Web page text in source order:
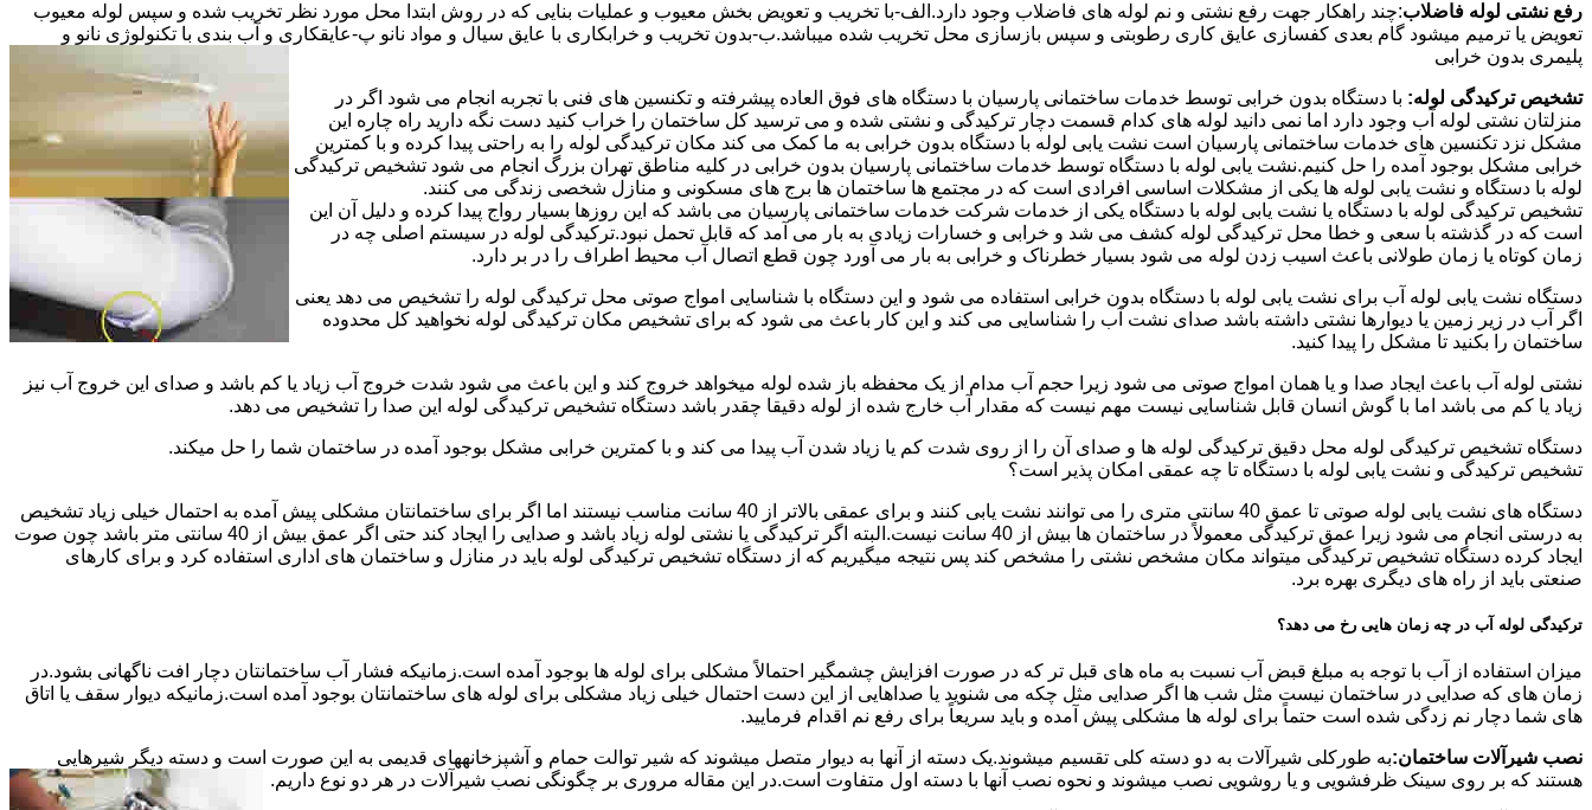
رفع نشتی لوله فاضلاب:چند راهکار جهت رفع نشتی و نم لوله های فاضلاب وجود دارد.الف-با تخریب و تعویض بخش معیوب و عملیات بنایی که در روش ابتدا محل مورد نظر تخریب شده و سپس لوله معیوب
تعویض یا ترمیم میشود گام بعدی کفسازی عایق کاری رطوبتی و سپس بازسازی محل تخریب شده میباشد.ب-بدون تخریب و خرابکاری با عایق سیال و مواد نانو پ-عایقکاری و آب بندی با تکنولوژی نانو و
پلیمری بدون خرابی
تشخیص ترکیدگی لوله: با دستگاه بدون خرابی توسط خدمات ساختمانی پارسیان با دستگاه های فوق العاده پیشرفته و تکنسین های فنی با تجربه انجام می شود اگر در
منزلتان نشتی لوله آب وجود دارد اما نمی دانید لوله های کدام قسمت دچار ترکیدگی و نشتی شده و می ترسید کل ساختمان را خراب کنید دست نگه دارید راه چاره این
مشکل نزد تکنسین های خدمات ساختمانی پارسیان است نشت یابی لوله با دستگاه بدون خرابی به ما کمک می کند مکان ترکیدگی لوله را به راحتی پیدا کرده و با کمترین
خرابی مشکل بوجود آمده را حل کنیم.نشت یابی لوله با دستگاه توسط خدمات ساختمانی پارسیان بدون خرابی در کلیه مناطق تهران بزرگ انجام می شود تشخیص ترکیدگی
لوله با دستگاه و نشت یابی لوله ها یکی از مشکلات اساسی افرادی است که در مجتمع ها ساختمان ها برج های مسکونی و منازل شخصی زندگی می کنند.
تشخیص ترکیدگی لوله با دستگاه یا نشت یابی لوله با دستگاه یکی از خدمات شرکت خدمات ساختمانی پارسیان می باشد که این روزها بسیار رواج پیدا کرده و دلیل آن این
است که در گذشته با سعی و خطا محل ترکیدگی لوله کشف می شد و خرابی و خسارات زیادی به بار می آمد که قابل تحمل نبود.ترکیدگی لوله در سیستم اصلی چه در
زمان کوتاه یا زمان طولانی باعث اسیب زدن لوله می شود بسیار خطرناک و خرابی به بار می آورد چون قطع اتصال آب محیط اطراف را در بر دارد.
دستگاه نشت یابی لوله آب برای نشت یابی لوله با دستگاه بدون خرابی استفاده می شود و این دستگاه با شناسایی امواج صوتی محل ترکیدگی لوله را تشخیص می دهد یعنی
اگر آب در زیر زمین یا دیوارها نشتی داشته باشد صدای نشت آب را شناسایی می کند و این کار باعث می شود که برای تشخیص مکان ترکیدگی لوله نخواهید کل محدوده
ساختمان را بکنید تا مشکل را پیدا کنید.
نشتی لوله آب باعث ایجاد صدا و یا همان امواج صوتی می شود زیرا حجم آب مدام از یک محفظه باز شده لوله میخواهد خروج کند و این باعث می شود شدت خروج آب زیاد یا کم باشد و صدای این خروج آب نیز
زیاد یا کم می باشد اما با گوش انسان قابل شناسایی نیست مهم نیست که مقدار آب خارج شده از لوله دقیقا چقدر باشد دستگاه تشخیص ترکیدگی لوله این صدا را تشخیص می دهد.
دستگاه تشخیص ترکیدگی لوله محل دقیق ترکیدگی لوله ها و صدای آن را از روی شدت کم یا زیاد شدن آب پیدا می کند و با کمترین خرابی مشکل بوجود آمده در ساختمان شما را حل میکند.
تشخیص ترکیدگی و نشت یابی لوله با دستگاه تا چه عمقی امکان پذیر است؟
دستگاه های نشت یابی لوله صوتی تا عمق 40 سانتی متری را می توانند نشت یابی کنند و برای عمقی بالاتر از 40 سانت مناسب نیستند اما اگر برای ساختمانتان مشکلی پیش آمده به احتمال خیلی زیاد تشخیص
به درستی انجام می شود زیرا عمق ترکیدگی معمولاً در ساختمان ها بیش از 40 سانت نیست.البته اگر ترکیدگی یا نشتی لوله زیاد باشد و صدایی را ایجاد کند حتی اگر عمق بیش از 40 سانتی متر باشد چون صوت
ایجاد کرده دستگاه تشخیص ترکیدگی میتواند مکان مشخص نشتی را مشخص کند پس نتیجه میگیریم که از دستگاه تشخیص ترکیدگی لوله باید در منازل و ساختمان های اداری استفاده کرد و برای کارهای
صنعتی باید از راه های دیگری بهره برد.
ترکیدگی لوله آب در چه زمان هایی رخ می دهد؟
میزان استفاده از آب با توجه به مبلغ قبض آب نسبت به ماه های قبل تر که در صورت افزایش چشمگیر احتمالاً مشکلی برای لوله ها بوجود آمده است.زمانیکه فشار آب ساختمانتان دچار افت ناگهانی بشود.در
زمان های که صدایی در ساختمان نیست مثل شب ها اگر صدایی مثل چکه می شنوید یا صداهایی از این دست احتمال خیلی زیاد مشکلی برای لوله های ساختمانتان بوجود آمده است.زمانیکه دیوار سقف یا اتاق
های شما دچار نم زدگی شده است حتماً برای لوله ها مشکلی پیش آمده و باید سریعاً برای رفع نم اقدام فرمایید.
نصب شیرآلات ساختمان:به طورکلی شیرآلات به دو دسته کلی تقسیم میشوند.یک دسته از آنها به دیوار متصل میشوند که شیر توالت حمام و آشپزخانههای قدیمی به این صورت است و دسته دیگر شیرهایی
هستند که بر روی سینک ظرفشویی و یا روشویی نصب میشوند و نحوه نصب آنها با دسته اول متفاوت است.در این مقاله مروری بر چگونگی نصب شیرآلات در هر دو نوع داریم.